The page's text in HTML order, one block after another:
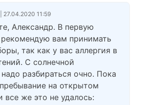
27.04.2020 11:59
Александр. В первую
вам принимать
так как у вас аллергия в
С солнечной
разбираться очно. Пока
на открытом
все же это не удалось: